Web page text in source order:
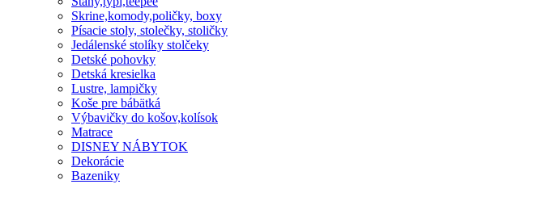
Skrine,komody,poličky, boxy
Písacie stoly, stolečky, stoličky
Jedálenské stolíky stolčeky
Detské pohovky
Detská kresielka
Lustre, lampičky
Koše pre bábätká
Výbavičky do košov,kolísok
Matrace
DISNEY NÁBYTOK
Dekorácie
Bazeniky